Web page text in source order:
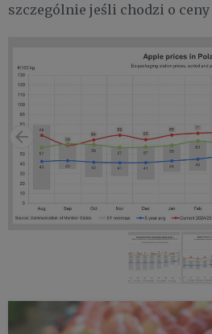
szczególnie jeśli chodzi o ceny